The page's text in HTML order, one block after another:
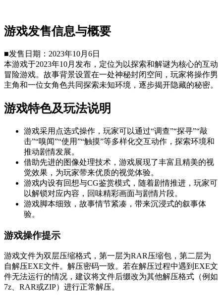
游戏发售信息与概要
■发售日期：2023年10月6日
本游戏于2023年10月发布，定位为以探索和解谜为核心的互动
冒险游戏。故事背景设置在一处神秘封闭空间，玩家将操作男
主角和一位女角色共同探索未知环境，逐步揭开隐藏的秘密。
游戏特色及玩法说明
游戏采用点选式操作，玩家可以通过“调查”“探寻”“敲
击”“嗅闻”“使用”“触摸”等多样化交互动作，探索环境和
推动剧情发展。
借助先进的图像处理技术，游戏展现了丰富且精美的视
觉效果，为玩家带来优质的视觉体验。
游戏内设有回想与CG鉴赏模式，随着剧情推进，玩家可
以解锁对应内容，回味精彩画面与剧情片段。
游戏脚本细致，故事情节紧凑，带来沉浸式的叙事体
验。
游戏操作提示
游戏文件为双层压缩格式，第一层为RAR压缩包，第二层为
自解压EXE文件。解压密码一致。若在解压过程中遇到EXE文
件无法运行的情况，建议将文件后缀改为其他解压格式（例如
7z、RAR或ZIP）进行正常解压。